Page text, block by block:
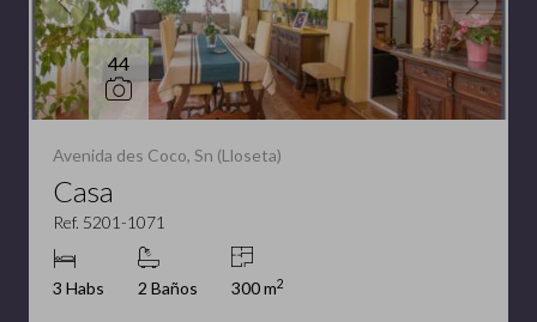
44
Avenida des Coco, Sn (Lloseta)
Casa
Ref. 5201-1071
3 Habs 2 Baños 300 m2